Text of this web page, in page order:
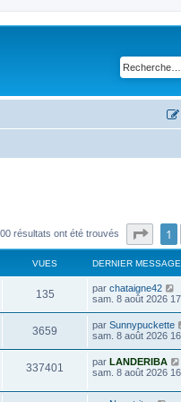
résultats ont été trouvés Page1
VUES DERNIER MESSAGE
135V
u
s
D
e
i
e
r
m
e
s
par chataigne42
sam. 8 août 2026
3659
u
D
e
i
e
par Sunnypuckette
sam. 8 août 2026
337401
u
D
e
n
par LANDERIBA
sam. 8 août 2026